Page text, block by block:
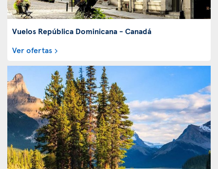
Vuelos República Dominicana - Canadá
Ver ofertas